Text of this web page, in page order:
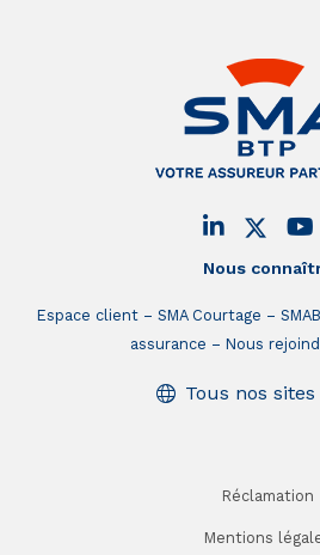
Nous
Espace client SMA Courtage
assurance
Nous
Tous nos
Réclamation
Mentions